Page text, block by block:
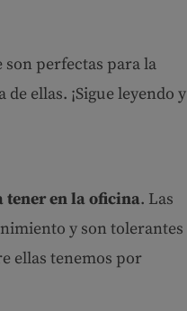
son perfectas para la
ellas. ¡Sigue leyendo y
tener en la oficina. Las
y son tolerantes
ellas tenemos por